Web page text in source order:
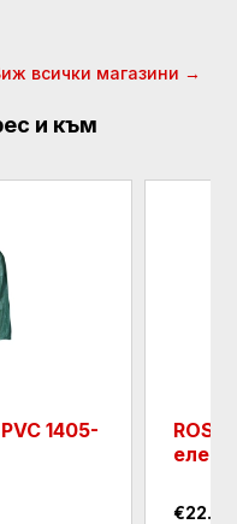
всички магазини →
и към
1405-